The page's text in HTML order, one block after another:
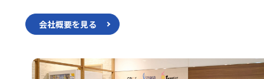
会社概要を見る